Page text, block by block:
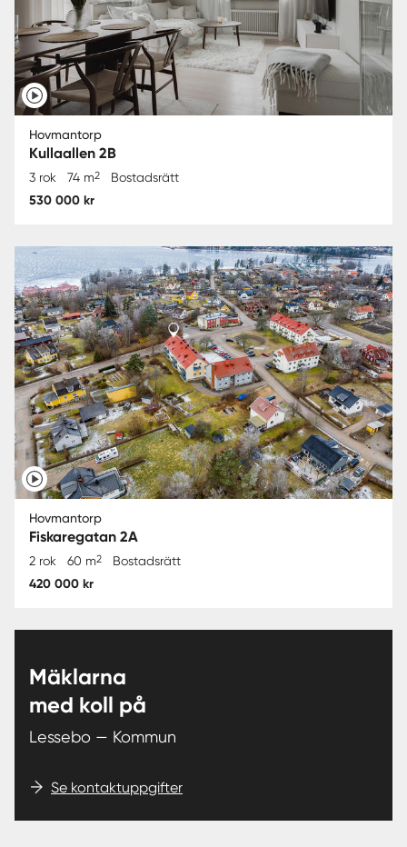
Hovmantorp
Kullaallen 2B
3 rok 74 m2 Bostadsrätt
530 000 kr
Hovmantorp
Fiskaregatan 2A
2 rok 60 m2 Bostadsrätt
420 000 kr
Mäklarna
med koll på
Lessebo — Kommun
Se kontaktuppgifter